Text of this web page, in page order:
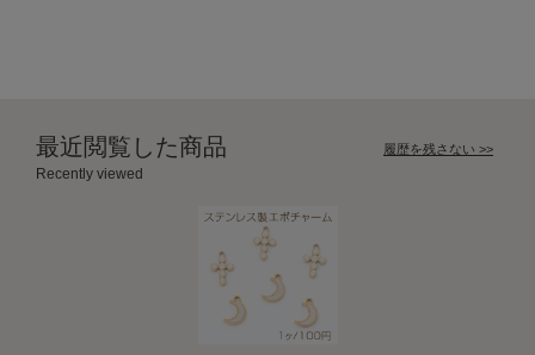
最近閲覧した商品
Recently viewed
履歴を残さない >>